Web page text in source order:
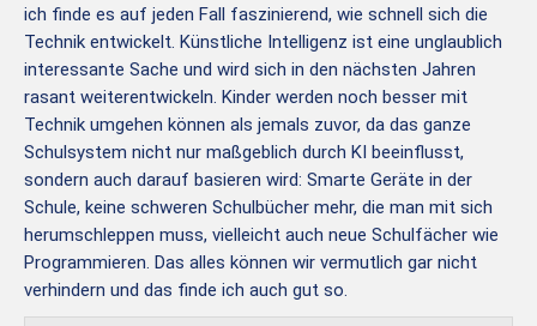
ich finde es auf jeden Fall faszinierend, wie schnell sich die
Technik entwickelt. Künstliche Intelligenz ist eine unglaublich
interessante Sache und wird sich in den nächsten Jahren
rasant weiterentwickeln. Kinder werden noch besser mit
Technik umgehen können als jemals zuvor, da das ganze
Schulsystem nicht nur maßgeblich durch KI beeinflusst,
sondern auch darauf basieren wird: Smarte Geräte in der
Schule, keine schweren Schulbücher mehr, die man mit sich
herumschleppen muss, vielleicht auch neue Schulfächer wie
Programmieren. Das alles können wir vermutlich gar nicht
verhindern und das finde ich auch gut so.